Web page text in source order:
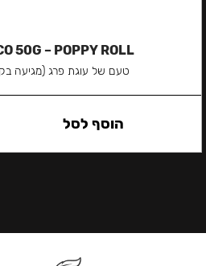
50G – POPPY ROLL
טעם של עוגת פרג (מגיעה
הוסף לסל